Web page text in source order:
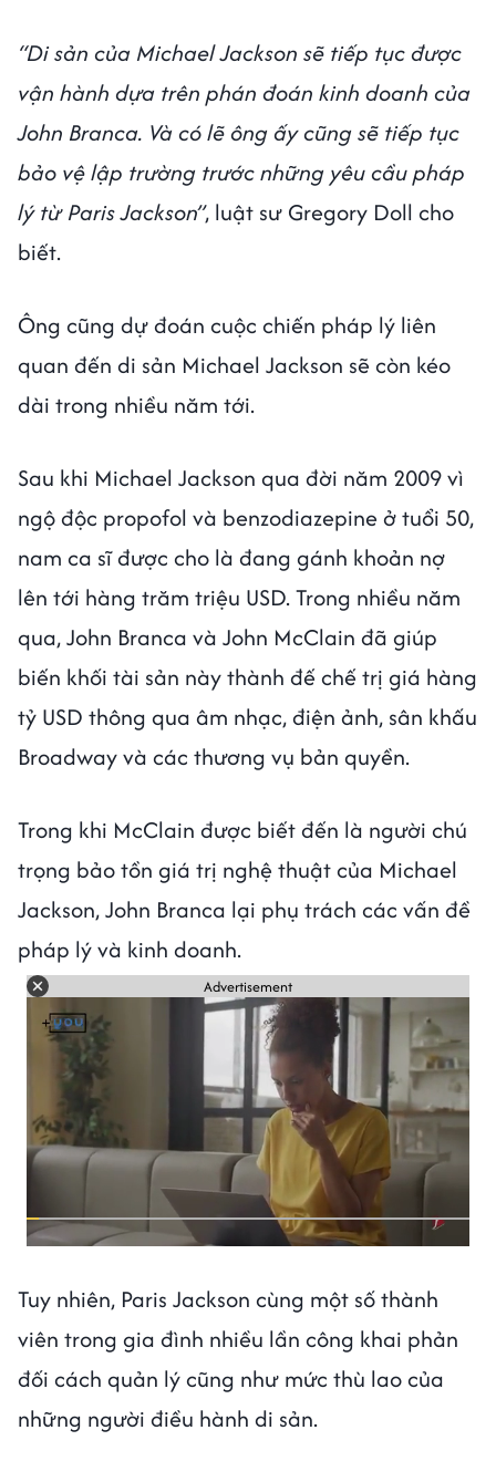
“Di sản của Michael Jackson sẽ tiếp tục được
vận hành dựa trên phán đoán kinh doanh của
John Branca. Và có lẽ ông ấy cũng sẽ tiếp tục
bảo vệ lập trường trước những yêu cầu pháp
lý từ Paris Jackson”, luật sư Gregory Doll cho
biết.
Ông cũng dự đoán cuộc chiến pháp lý liên
quan đến di sản Michael Jackson sẽ còn kéo
dài trong nhiều năm tới.
Sau khi Michael Jackson qua đời năm 2009 vì
ngộ độc propofol và benzodiazepine ở tuổi 50,
nam ca sĩ được cho là đang gánh khoản nợ
lên tới hàng trăm triệu USD. Trong nhiều năm
qua, John Branca và John McClain đã giúp
biến khối tài sản này thành đế chế trị giá hàng
tỷ USD thông qua âm nhạc, điện ảnh, sân khấu
Broadway và các thương vụ bản quyền.
Trong khi McClain được biết đến là người chú
trọng bảo tồn giá trị nghệ thuật của Michael
Jackson, John Branca lại phụ trách các vấn đề
pháp lý và kinh doanh.
Advertisement
Tuy nhiên, Paris Jackson cùng một số thành
viên trong gia đình nhiều lần công khai phản
đối cách quản lý cũng như mức thù lao của
những người điều hành di sản.